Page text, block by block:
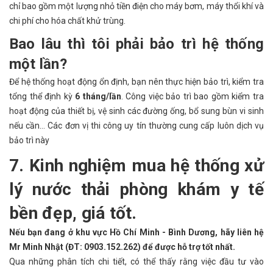
chỉ bao gồm một lượng nhỏ tiền điện cho máy bơm, máy thổi khí và
chi phí cho hóa chất khử trùng.
Bao lâu thì tôi phải bảo trì hệ thống
một lần?
Để hệ thống hoạt động ổn định, bạn nên thực hiện bảo trì, kiểm tra
tổng thể định kỳ 6 tháng/lần . Công việc bảo trì bao gồm kiểm tra
hoạt động của thiết bị, vệ sinh các đường ống, bổ sung bùn vi sinh
nếu cần… Các đơn vị thi công uy tín thường cung cấp luôn dịch vụ
bảo trì này
7. Kinh nghiệm mua hệ thống xử
lý nước thải phòng khám y tế
bền đẹp, giá tốt.
Nếu bạn đang ở khu vực Hồ Chí Minh - Bình Dương, hãy liên hệ
Mr Minh Nhật (ĐT: 0903.152.262) để được hỗ trợ tốt nhất.
Qua những phân tích chi tiết, có thể thấy rằng việc đầu tư vào